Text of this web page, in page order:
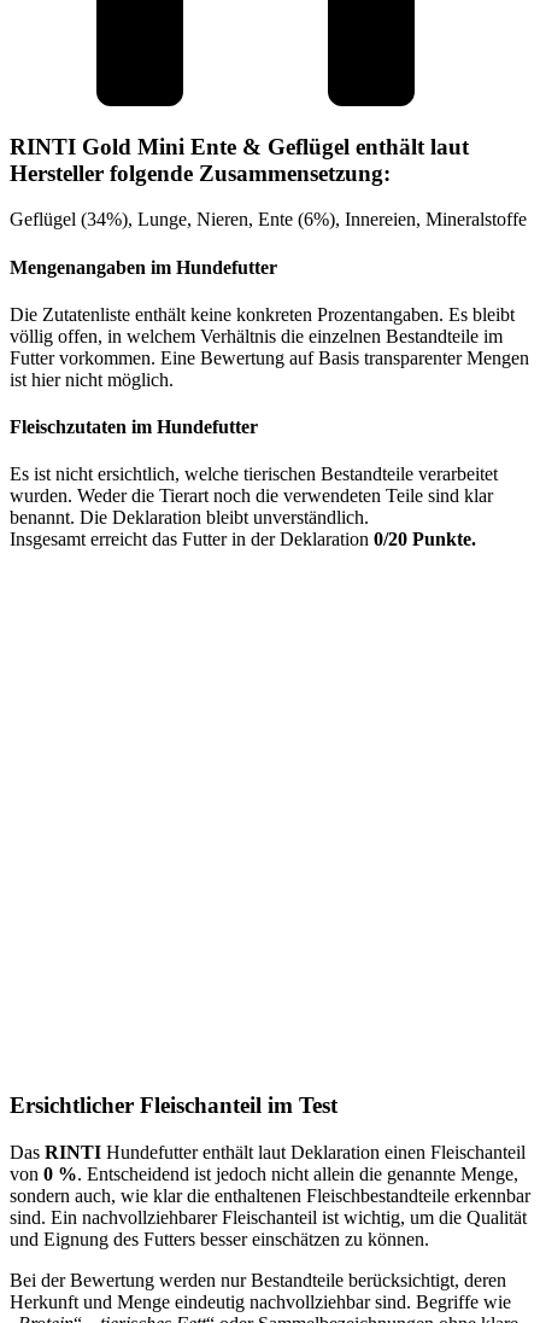
RINTI Gold Mini Ente & Geflügel enthält laut
Hersteller folgende Zusammensetzung:
Geflügel (34%), Lunge, Nieren, Ente (6%), Innereien, Mineralstoffe
Mengenangaben im Hundefutter
Die Zutatenliste enthält keine konkreten Prozentangaben. Es bleibt
völlig offen, in welchem Verhältnis die einzelnen Bestandteile im
Futter vorkommen. Eine Bewertung auf Basis transparenter Mengen
ist hier nicht möglich.
Fleischzutaten im Hundefutter
Es ist nicht ersichtlich, welche tierischen Bestandteile verarbeitet
wurden. Weder die Tierart noch die verwendeten Teile sind klar
benannt. Die Deklaration bleibt unverständlich.
Insgesamt erreicht das Futter in der Deklaration 0/20 Punkte.
Ersichtlicher Fleischanteil im Test
Das RINTI Hundefutter enthält laut Deklaration einen Fleischanteil
von 0 %. Entscheidend ist jedoch nicht allein die genannte Menge,
sondern auch, wie klar die enthaltenen Fleischbestandteile erkennbar
sind. Ein nachvollziehbarer Fleischanteil ist wichtig, um die Qualität
und Eignung des Futters besser einschätzen zu können.
Bei der Bewertung werden nur Bestandteile berücksichtigt, deren
Herkunft und Menge eindeutig nachvollziehbar sind. Begriffe wie